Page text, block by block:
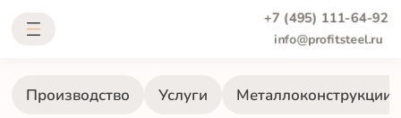
+7 (495) 111-64-92
info@profitsteel.ru
Производство Услуги Металлоконструкции